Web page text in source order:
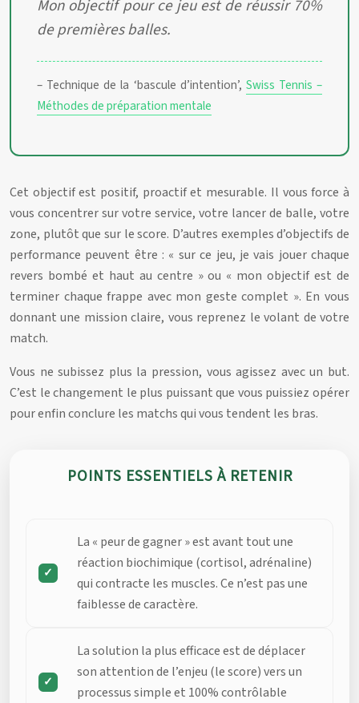
Mon objectif pour ce jeu est de réussir 70%
de premières balles.
– Technique de la ‘bascule d’intention’, Swiss Tennis –
Méthodes de préparation mentale
Cet objectif est positif, proactif et mesurable. Il vous force à
vous concentrer sur votre service, votre lancer de balle, votre
zone, plutôt que sur le score. D’autres exemples d’objectifs de
performance peuvent être : « sur ce jeu, je vais jouer chaque
revers bombé et haut au centre » ou « mon objectif est de
terminer chaque frappe avec mon geste complet ». En vous
donnant une mission claire, vous reprenez le volant de votre
match.
Vous ne subissez plus la pression, vous agissez avec un but.
C’est le changement le plus puissant que vous puissiez opérer
pour enfin conclure les matchs qui vous tendent les bras.
POINTS ESSENTIELS À RETENIR
La « peur de gagner » est avant tout une
réaction biochimique (cortisol, adrénaline)
qui contracte les muscles. Ce n’est pas une
faiblesse de caractère.
La solution la plus efficace est de déplacer
son attention de l’enjeu (le score) vers un
processus simple et 100% contrôlable